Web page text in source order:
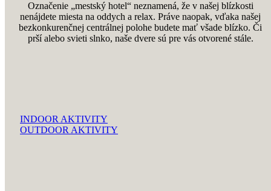
Označenie „mestský hotel“ neznamená, že v našej blízkosti
nenájdete miesta na oddych a relax. Práve naopak, vďaka našej
bezkonkurenčnej centrálnej polohe budete mať všade blízko. Či
prší alebo svieti slnko, naše dvere sú pre vás otvorené stále.
INDOOR AKTIVITY
OUTDOOR AKTIVITY